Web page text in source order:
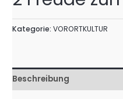
Kategorie:VORORTKULTUR
Beschreibung